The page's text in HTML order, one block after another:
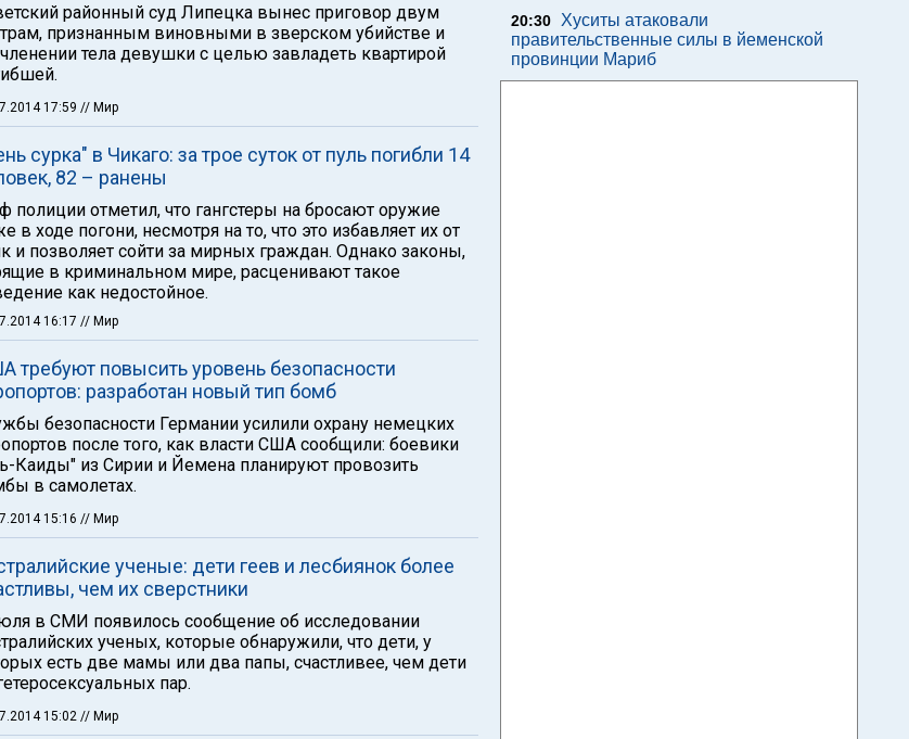
районный суд Липецка вынес приговор двум
признанным виновными в зверском убийстве и
тела девушки с целью завладеть квартирой
17:59 // Мир
сурка" в Чикаго: за трое суток от пуль погибли 14
82 – ранены
полиции отметил, что гангстеры на бросают оружие
в ходе погони, несмотря на то, что это избавляет их от
и позволяет сойти за мирных граждан. Однако законы,
в криминальном мире, расценивают такое
как недостойное.
16:17 // Мир
требуют повысить уровень безопасности
разработан новый тип бомб
безопасности Германии усилили охрану немецких
после того, как власти США сообщили: боевики
Каиды" из Сирии и Йемена планируют провозить
в самолетах.
15:16 // Мир
ученые: дети геев и лесбиянок более
чем их сверстники
в СМИ появилось сообщение об исследовании
ученых, которые обнаружили, что дети, у
есть две мамы или два папы, счастливее, чем дети
пар.
15:02 // Мир
20:30
Хуситы атаковали
правительственные силы в йеменской
провинции Мариб